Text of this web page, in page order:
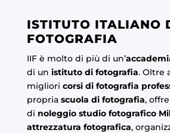
ISTITUTO ITALIANO
FOTOGRAFIA
IIF è molto di più di un’
di un istituto di fotografia. Oltre
migliori corsi di fotografia
propria scuola di fotografia,
di noleggio studio fotografico
attrezzatura fotografica,